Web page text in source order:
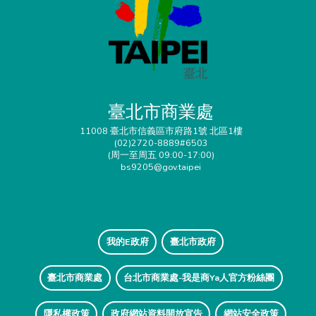
臺北市商業處
11008 臺北市信義區市府路1號 北區1樓
(02)2720-8889#6503
(周一至周五 09:00-17:00)
bs9205@gov.taipei
我的E政府 臺北市政府
臺北市商業處 台北市商業處-我是商Ya人官方粉絲團